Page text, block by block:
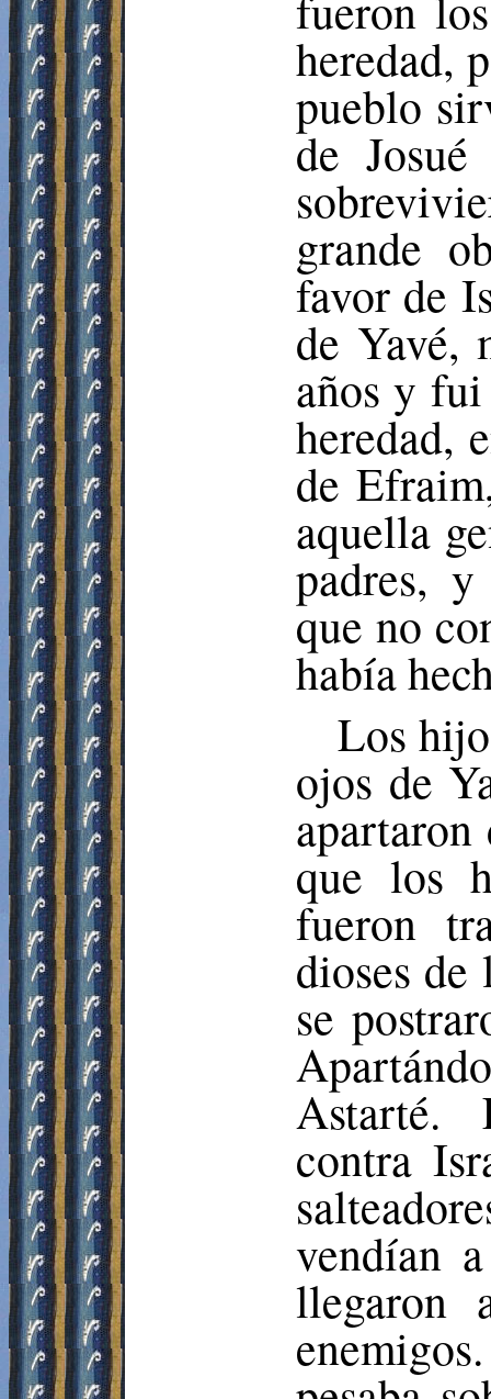
heredad,
pueblo
de
grande
favor de
de Yavé,
años y
heredad,
deEfraim
aquella
padres,
que no
había
Los
ojos de
apartaron
que los
fueron
dioses de
se
Astarté.
contra
vendían
llegaron